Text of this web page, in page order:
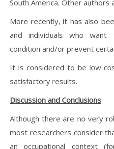
South America. Other authors
More recently, it has also
and individuals who
condition and/or prevent
It is considered to be low
satisfactory results.
Discussion and Conclusions
Although there are no very
most researchers consider
an occupational context